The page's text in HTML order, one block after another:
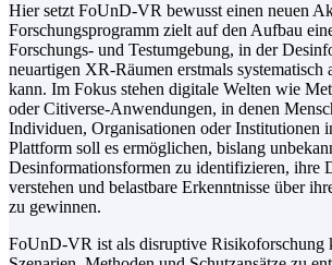
Hier setzt FoUnD-VR bewusst einen neuen
Forschungsprogramm zielt auf den Aufbau
Forschungs- und Testumgebung, in der
neuartigen XR-Räumen erstmals systematisch
kann. Im Fokus stehen digitale Welten wie
oder Citiverse-Anwendungen, in denen
Individuen, Organisationen oder Institutionen
Plattform soll es ermöglichen, bislang
Desinformationsformen zu identifizieren, ihre
verstehen und belastbare Erkenntnisse über
zu gewinnen.
FoUnD-VR ist als disruptive Risikoforschung